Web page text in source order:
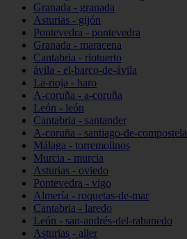
Granada - granada
Asturias - gijón
Pontevedra - pontevedra
Granada - maracena
Cantabria - riotuerto
ávila - el-barco-de-ávila
La-rioja - haro
A-coruña - a-coruña
León - león
Cantabria - santander
A-coruña - santiago-de-compostela
Málaga - torremolinos
Murcia - murcia
Asturias - oviedo
Pontevedra - vigo
Almería - roquetas-de-mar
Cantabria - laredo
León - san-andrés-del-rabanedo
Asturias - aller